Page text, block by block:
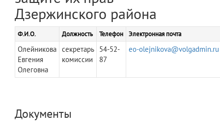
Дзержинского района
Ф.И.О. Должность Телефон Электронная почта
Олейникова
Евгения
Олеговна
секретарь
комиссии
54-52-
87
eo-olejnikova@volgadmin.ru
Документы